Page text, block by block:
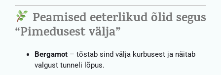
Peamised eeterlikud õlid segus
“Pimedusest välja”
Bergamot – tõstab sind välja kurbusest ja näitab
valgust tunneli lõpus.